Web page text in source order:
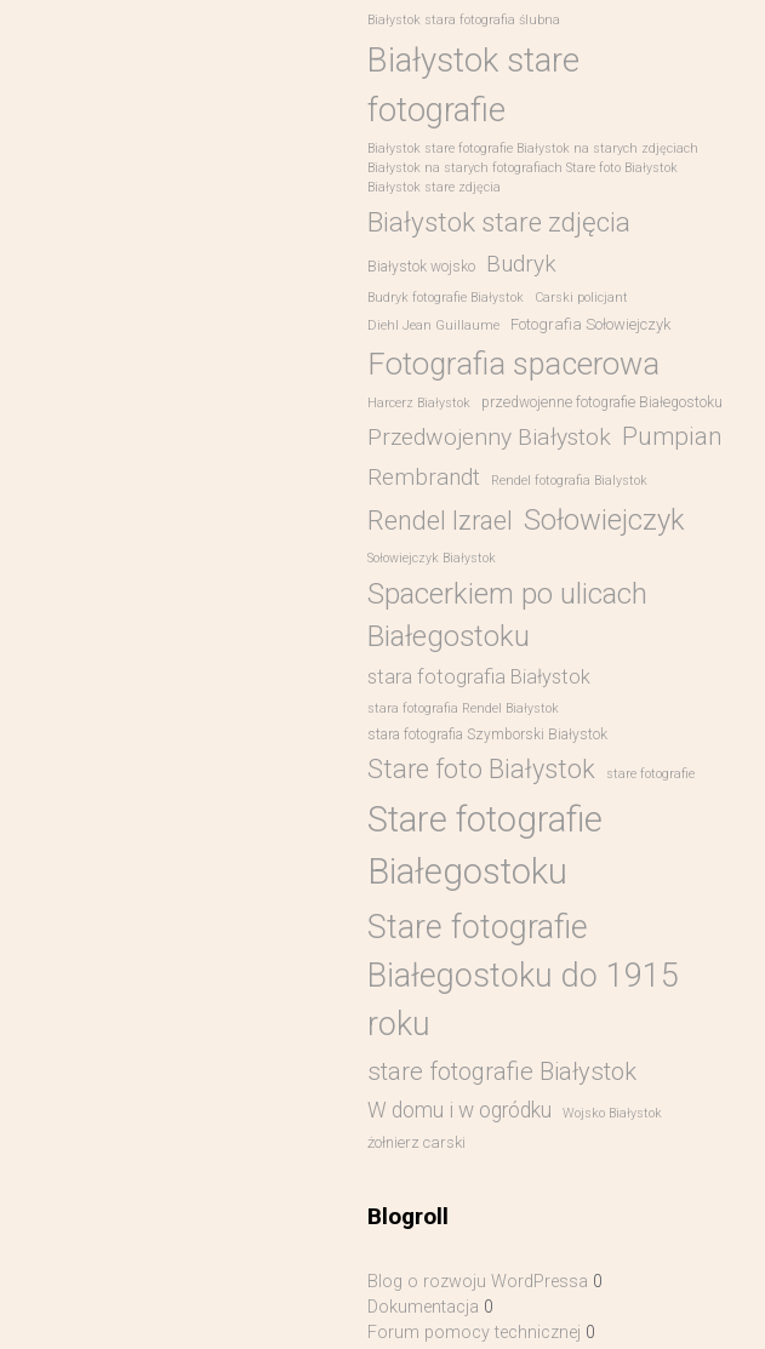
Białystok stara fotografia ślubna
Białystok stare
fotografie
Białystok stare fotografie Białystok na starych zdjęciach
Białystok na starych fotografiach Stare foto Białystok
Białystok stare zdjęcia
Białystok stare zdjęcia
Białystok wojsko Budryk
Budryk fotografie Białystok
Carski policjant
Diehl Jean Guillaume
Fotografia Sołowiejczyk
Fotografia spacerowa
Harcerz Białystok przedwojenne fotografie Białegostoku
Przedwojenny Białystok Pumpian
Rembrandt Rendel fotografia Bialystok
Rendel Izrael Sołowiejczyk
Sołowiejczyk Białystok
Spacerkiem po ulicach
Białegostoku
stara fotografia Białystok
stara fotografia Rendel Białystok
stara fotografia Szymborski Białystok
Stare foto Białystok stare fotografie
Stare fotografie
Białegostoku
Stare fotografie
Białegostoku do 1915
roku
stare fotografie Białystok
W domu i w ogródku Wojsko Białystok
żołnierz carski
Blogroll
Blog o rozwoju WordPressa 0
Dokumentacja 0
Forum pomocy technicznej 0